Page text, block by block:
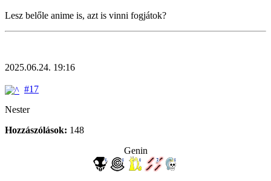
Lesz belőle anime is, azt is vinni fogjátok?
2025.06.24. 19:16
#17
Nester
Hozzászólások: 148
Genin